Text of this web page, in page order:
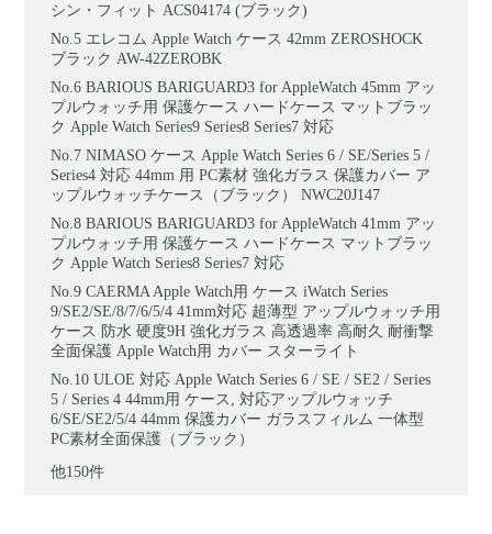
シン・フィット ACS04174 (ブラック)
エレコム Apple Watch ケース 42mm ZEROSHOCK
ブラック AW-42ZEROBK
BARIOUS BARIGUARD3 for AppleWatch 45mm アッ
プルウォッチ用 保護ケース ハードケース マットブラッ
ク Apple Watch Series9 Series8 Series7 対応
NIMASO ケース Apple Watch Series 6 / SE/Series 5 /
Series4 対応 44mm 用 PC素材 強化ガラス 保護カバー ア
ップルウォッチケース（ブラック） NWC20J147
BARIOUS BARIGUARD3 for AppleWatch 41mm アッ
プルウォッチ用 保護ケース ハードケース マットブラッ
ク Apple Watch Series8 Series7 対応
CAERMA Apple Watch用 ケース iWatch Series
9/SE2/SE/8/7/6/5/4 41mm対応 超薄型 アップルウォッチ用
ケース 防水 硬度9H 強化ガラス 高透過率 高耐久 耐衝撃
全面保護 Apple Watch用 カバー スターライト
ULOE 対応 Apple Watch Series 6 / SE / SE2 / Series
5 / Series 4 44mm用 ケース, 対応アップルウォッチ
6/SE/SE2/5/4 44mm 保護カバー ガラスフィルム 一体型
PC素材全面保護（ブラック）
他150件